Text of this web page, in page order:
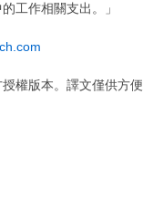
工作相關支出。」
權版本。譯文僅供方